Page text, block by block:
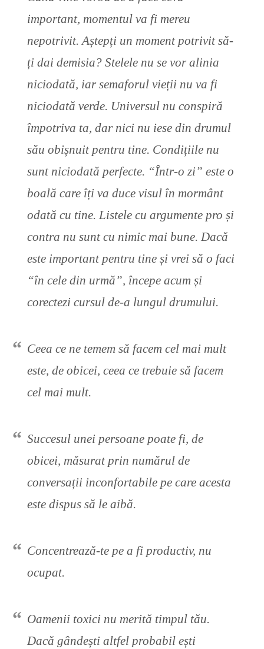
important, momentul va fi mereu
nepotrivit. Aștepți un moment potrivit să-
ți dai demisia? Stelele nu se vor alinia
niciodată, iar semaforul vieții nu va fi
niciodată verde. Universul nu conspiră
împotriva ta, dar nici nu iese din drumul
său obișnuit pentru tine. Condițiile nu
sunt niciodată perfecte. “Într-o zi” este o
boală care îți va duce visul în mormânt
odată cu tine. Listele cu argumente pro și
contra nu sunt cu nimic mai bune. Dacă
este important pentru tine și vrei să o faci
“în cele din urmă”, începe acum și
corectezi cursul de-a lungul drumului.
Ceea ce ne temem să facem cel mai mult
este, de obicei, ceea ce trebuie să facem
cel mai mult.
Succesul unei persoane poate fi, de
obicei, măsurat prin numărul de
conversații inconfortabile pe care acesta
este dispus să le aibă.
Concentrează-te pe a fi productiv, nu
ocupat.
Oamenii toxici nu merită timpul tău.
Dacă gândești altfel probabil ești